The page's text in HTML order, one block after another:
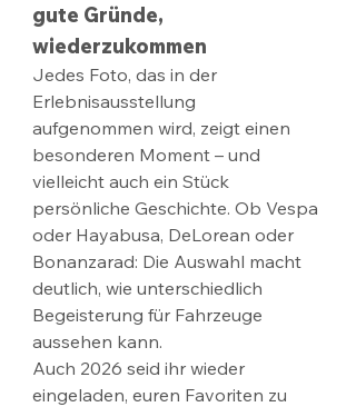
gute Gründe,
wiederzukommen
Jedes Foto, das in der
Erlebnisausstellung
aufgenommen wird, zeigt einen
besonderen Moment – und
vielleicht auch ein Stück
persönliche Geschichte. Ob Vespa
oder Hayabusa, DeLorean oder
Bonanzarad: Die Auswahl macht
deutlich, wie unterschiedlich
Begeisterung für Fahrzeuge
aussehen kann.
Auch 2026 seid ihr wieder
eingeladen, euren Favoriten zu